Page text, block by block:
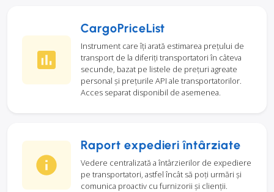
CargoPriceList
Instrument care îți arată estimarea prețului de
transport de la diferiți transportatori în câteva
secunde, bazat pe listele de prețuri agreate
personal și prețurile API ale transportatorilor.
Acces separat disponibil de asemenea.
Raport expedieri întârziate
Vedere centralizată a întârzierilor de expediere
pe transportatori, astfel încât să poți urmări și
comunica proactiv cu furnizorii și clienții.